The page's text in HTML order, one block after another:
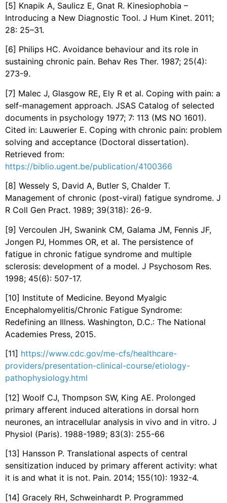
[5] Knapik A, Saulicz E, Gnat R. Kinesiophobia –
Introducing a New Diagnostic Tool. J Hum Kinet. 2011;
28: 25–31.
[6] Philips HC. Avoidance behaviour and its role in
sustaining chronic pain. Behav Res Ther. 1987; 25(4):
273-9.
[7] Malec J, Glasgow RE, Ely R et al. Coping with pain: a
self-management approach. JSAS Catalog of selected
documents in psychology 1977; 7: 113 (MS NO 1601).
Cited in: Lauwerier E. Coping with chronic pain: problem
solving and acceptance (Doctoral dissertation).
Retrieved from:
https://biblio.ugent.be/publication/4100366
[8] Wessely S, David A, Butler S, Chalder T.
Management of chronic (post-viral) fatigue syndrome. J
R Coll Gen Pract. 1989; 39(318): 26-9.
[9] Vercoulen JH, Swanink CM, Galama JM, Fennis JF,
Jongen PJ, Hommes OR, et al. The persistence of
fatigue in chronic fatigue syndrome and multiple
sclerosis: development of a model. J Psychosom Res.
1998; 45(6): 507-17.
[10] Institute of Medicine. Beyond Myalgic
Encephalomyelitis/Chronic Fatigue Syndrome:
Redefining an Illness. Washington, D.C.: The National
Academies Press, 2015.
[11] https://www.cdc.gov/me-cfs/healthcare-
providers/presentation-clinical-course/etiology-
pathophysiology.html
[12] Woolf CJ, Thompson SW, King AE. Prolonged
primary afferent induced alterations in dorsal horn
neurones, an intracellular analysis in vivo and in vitro. J
Physiol (Paris). 1988-1989; 83(3): 255-66
[13] Hansson P. Translational aspects of central
sensitization induced by primary afferent activity: what
it is and what it is not. Pain. 2014; 155(10): 1932-4.
[14] Gracely RH, Schweinhardt P. Programmed